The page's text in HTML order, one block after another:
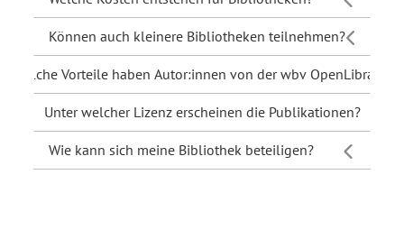
Können auch kleinere Bibliotheken teilnehmen?
Welche Vorteile haben Autor:innen von der wbv OpenLibrary?
Unter welcher Lizenz erscheinen die Publikationen?
Wie kann sich meine Bibliothek beteiligen?